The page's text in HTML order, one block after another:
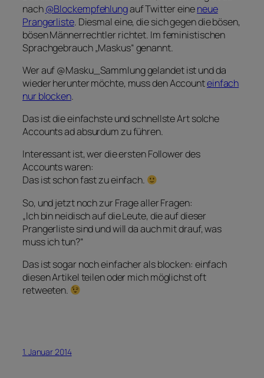
nach@Blockempfehlungauf Twitter eineneue
Prangerliste. Diesmal eine, die sich gegen die bösen,
bösen Männerrechtler richtet. Im feministischen
Sprachgebrauch „Maskus“ genannt.
Wer auf @Masku_Sammlung gelandet ist und da
wieder herunter möchte, muss den Accounteinfach
nur blocken.
Das ist die einfachste und schnellste Art solche
Accounts ad absurdum zu führen.
Interessant ist, wer die ersten Follower des
Accounts waren:
Das ist schon fast zu einfach.
So, und jetzt noch zur Frage aller Fragen:
„Ich bin neidisch auf die Leute, die auf dieser
Prangerliste sind und will da auch mit drauf, was
muss ich tun?“
Das ist sogar noch einfacher als blocken: einfach
diesen Artikel teilen oder mich möglichst oft
retweeten.
1. Januar 2014